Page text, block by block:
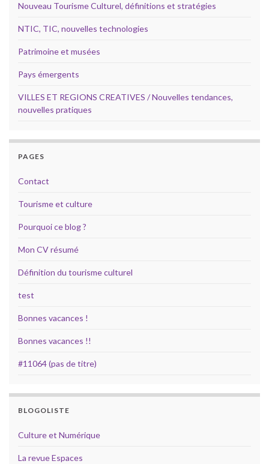
Nouveau Tourisme Culturel, définitions et stratégies
NTIC, TIC, nouvelles technologies
Patrimoine et musées
Pays émergents
VILLES ET REGIONS CREATIVES / Nouvelles tendances,
nouvelles pratiques
PAGES
Contact
Tourisme et culture
Pourquoi ce blog ?
Mon CV résumé
Définition du tourisme culturel
test
Bonnes vacances !
Bonnes vacances !!
#11064 (pas de titre)
BLOGOLISTE
Culture et Numérique
La revue Espaces